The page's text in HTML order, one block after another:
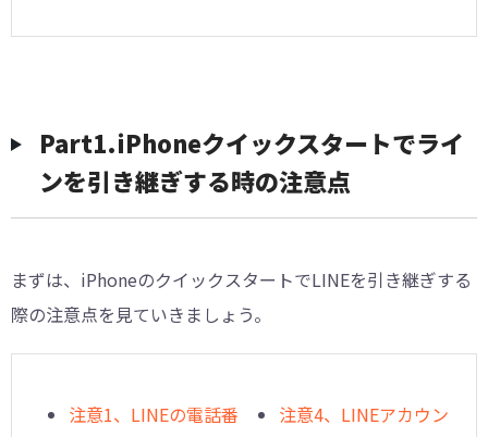
Part1.iPhoneクイックスタートでライ
ンを引き継ぎする時の注意点
まずは、iPhoneのクイックスタートでLINEを引き継ぎする
際の注意点を見ていきましょう。
注意1、LINEの電話番
注意4、LINEアカウン